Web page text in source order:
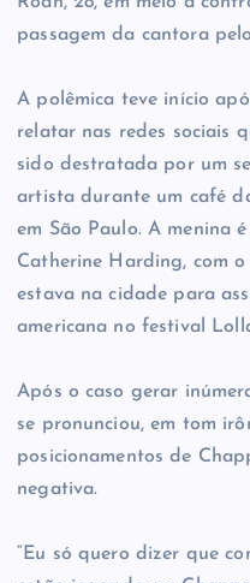
passagem da cantora
A polêmica teve início
relatar nas redes sociais
sido destratada por um
artista durante um café
em São Paulo. A menina
Catherine Harding, com
estava na cidade para
americana no festival
Após o caso gerar
se pronunciou, em tom
posicionamentos de
negativa.
“Eu só quero dizer que